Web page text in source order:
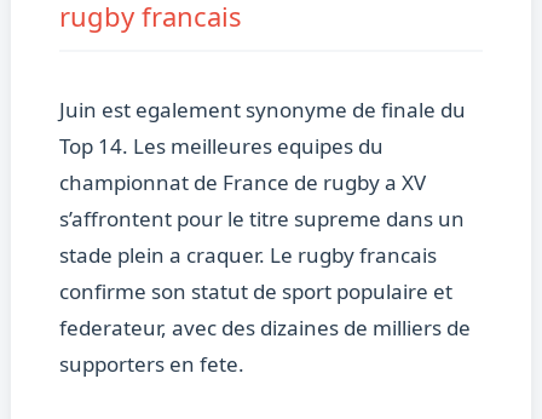
rugby francais
Juin est egalement synonyme de finale du
Top 14. Les meilleures equipes du
championnat de France de rugby a XV
s’affrontent pour le titre supreme dans un
stade plein a craquer. Le rugby francais
confirme son statut de sport populaire et
federateur, avec des dizaines de milliers de
supporters en fete.